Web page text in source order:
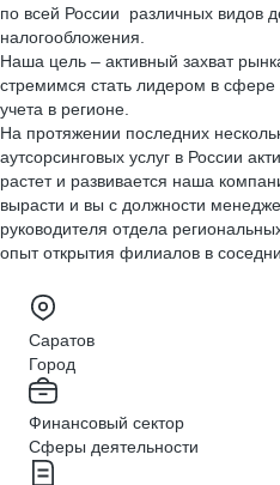
по всей России различных видов
налогообложения.
Наша цель – активный захват
стремимся стать лидером в сфере
учета в регионе.
На протяжении последних
аутсорсинговых услуг в России
растет и развивается наша
вырасти и вы с должности
руководителя отдела
опыт открытия филиалов в
Саратов
Город
Финансовый сектор
Сферы деятельности